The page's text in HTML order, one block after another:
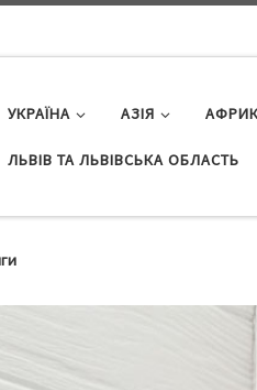
УКРАЇНА АЗІЯ
ЛЬВІВ ТА ЛЬВІВСЬКА ОБЛАСТЬ